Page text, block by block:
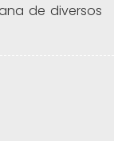
de diversos